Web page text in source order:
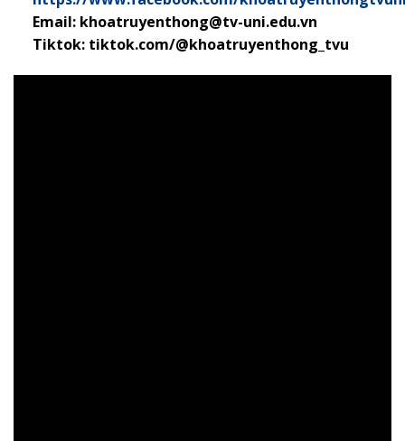
Email: khoatruyenthong@tv-uni.edu.vn
Tiktok: tiktok.com/@khoatruyenthong_tvu